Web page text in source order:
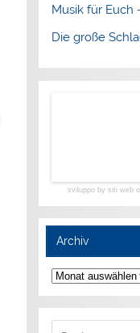
Musik für Euch
Die große
sviluppo by siti web
Archiv
Archiv